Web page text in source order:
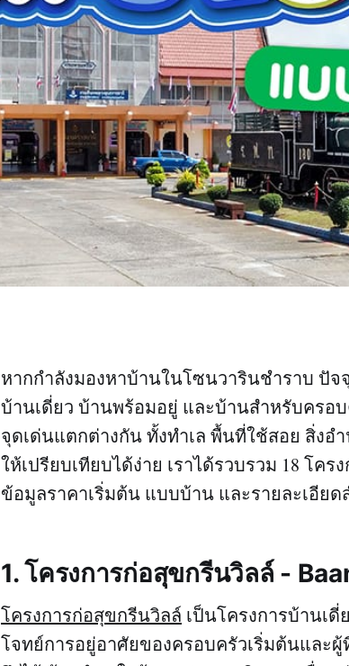
หากกำลังมองหาบ้านในโซนวารินชำราบ ปัจ
บ้านเดี่ยว บ้านพร้อมอยู่ และบ้านสำหรับครอ
จุดเด่นแตกต่างกัน ทั้งทำเล พื้นที่ใช้สอย สิ่งอ
ให้เปรียบเทียบได้ง่าย เราได้รวบรวม 18 โค
ข้อมูลราคาเริ่มต้น แบบบ้าน และรายละเอีย
1. โครงการก่อสุขกรีนวิลล์ -
โครงการก่อสุขกรีนวิลล์ เป็นโครงการบ้านเ
โจทย์การอยู่อาศัยของครอบครัวเริ่มต้นและ